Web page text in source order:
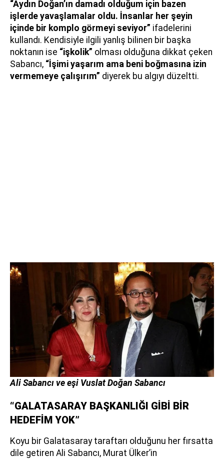
“Aydın Doğan’ın damadı olduğum için bazen
işlerde yavaşlamalar oldu. İnsanlar her şeyin
içinde bir komplo görmeyi seviyor” ifadelerini
kullandı. Kendisiyle ilgili yanlış bilinen bir başka
noktanın ise “işkolik” olması olduğuna dikkat çeken
Sabancı, “İşimi yaşarım ama beni boğmasına izin
vermemeye çalışırım” diyerek bu algıyı düzeltti.
Ali Sabancı ve eşi Vuslat Doğan Sabancı
“GALATASARAY BAŞKANLIĞI GİBİ BİR
HEDEFİM YOK”
Koyu bir Galatasaray taraftarı olduğunu her fırsatta
dile getiren Ali Sabancı, Murat Ülker’in